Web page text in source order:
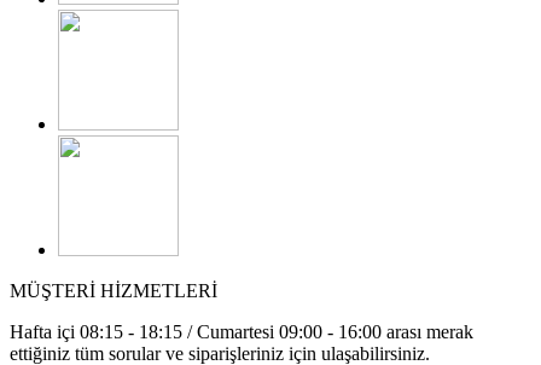
MÜŞTERİ HİZMETLERİ
Hafta içi 08:15 - 18:15 / Cumartesi 09:00 - 16:00 arası merak
ettiğiniz tüm sorular ve siparişleriniz için ulaşabilirsiniz.